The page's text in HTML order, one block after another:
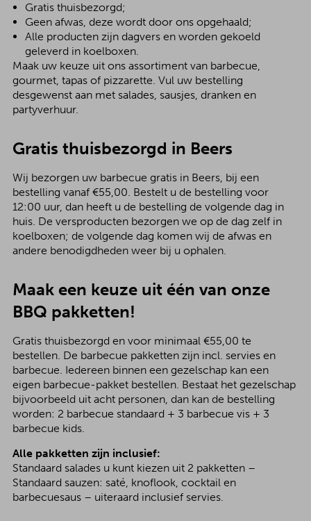
Gratis thuisbezorgd;
Geen afwas, deze wordt door ons opgehaald;
Alle producten zijn dagvers en worden gekoeld
geleverd in koelboxen.
Maak uw keuze uit ons assortiment van barbecue,
gourmet, tapas of pizzarette. Vul uw bestelling
desgewenst aan met salades, sausjes, dranken en
partyverhuur.
Gratis thuisbezorgd in Beers
Wij bezorgen uw barbecue gratis in Beers, bij een
bestelling vanaf €55,00. Bestelt u de bestelling voor
12:00 uur, dan heeft u de bestelling de volgende dag in
huis. De versproducten bezorgen we op de dag zelf in
koelboxen; de volgende dag komen wij de afwas en
andere benodigdheden weer bij u ophalen.
Maak een keuze uit één van onze
BBQ pakketten!
Gratis thuisbezorgd en voor minimaal €55,00 te
bestellen. De barbecue pakketten zijn incl. servies en
barbecue. Iedereen binnen een gezelschap kan een
eigen barbecue-pakket bestellen. Bestaat het gezelschap
bijvoorbeeld uit acht personen, dan kan de bestelling
worden: 2 barbecue standaard + 3 barbecue vis + 3
barbecue kids.
Alle pakketten zijn inclusief:
Standaard salades u kunt kiezen uit 2 pakketten –
Standaard sauzen: saté, knoflook, cocktail en
barbecuesaus – uiteraard inclusief servies.